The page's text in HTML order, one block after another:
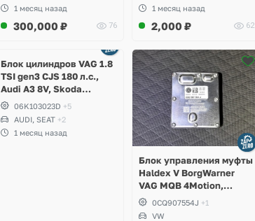
1 месяц назад
300,000 ₽ 76
1 месяц назад
2,000 ₽ 62
Блок цилиндров VAG 1.8
TSI gen3 CJS 180 л.с.,
Audi A3 8V, Skoda
Octavia A7, Superb,
Volkswagen Passat B8,
Golf VII Alltrack, Seat
Leon
06K103023D +5
AUDI, SEAT +2
1 месяц назад
Блок управления муфты
Haldex V BorgWarner
VAG MQB 4Motion,
Volkswagen Tiguan
0CQ907554J +1
VW
2 фото